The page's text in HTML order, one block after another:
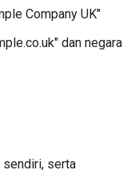
Company UK"
dan negara
serta